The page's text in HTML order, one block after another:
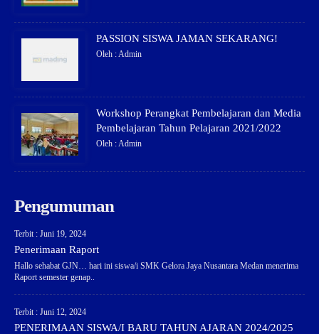
PASSION SISWA JAMAN SEKARANG!
Oleh : Admin
Workshop Perangkat Pembelajaran dan Media
Pembelajaran Tahun Pelajaran 2021/2022
Oleh : Admin
Pengumuman
Terbit : Juni 19, 2024
Penerimaan Raport
Hallo sehabat GJN… hari ini siswa/i SMK Gelora Jaya Nusantara Medan menerima
Raport semester genap..
Terbit : Juni 12, 2024
PENERIMAAN SISWA/I BARU TAHUN AJARAN 2024/2025